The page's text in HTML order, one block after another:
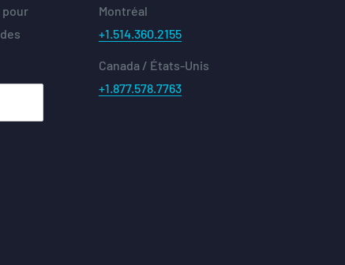
pour
Montréal
+1.514.360.2155
Canada / États-Unis
+1.877.578.7763